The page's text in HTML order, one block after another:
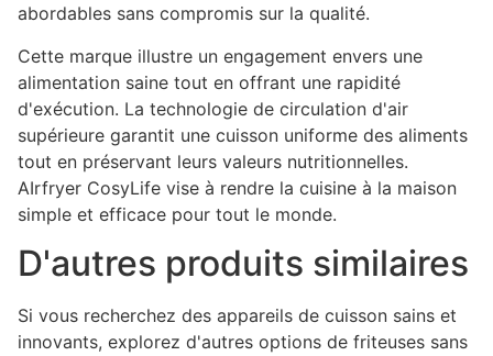
abordables sans compromis sur la qualité.
Cette marque illustre un engagement envers une
alimentation saine tout en offrant une rapidité
d'exécution. La technologie de circulation d'air
supérieure garantit une cuisson uniforme des aliments
tout en préservant leurs valeurs nutritionnelles.
AIrfryer CosyLife vise à rendre la cuisine à la maison
simple et efficace pour tout le monde.
D'autres produits similaires
Si vous recherchez des appareils de cuisson sains et
innovants, explorez d'autres options de friteuses sans